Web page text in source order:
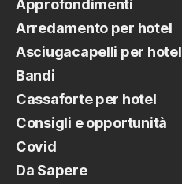
Approfondimenti
Arredamento per hotel
Asciugacapelli per hotel
Bandi
Cassaforte per hotel
Consigli e opportunità
Covid
Da Sapere